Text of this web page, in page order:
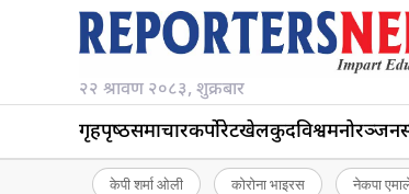
२२ श्रावण २०८३, शुक्रबार
गृहपृष्‍ठसमाचारकर्पोरेटखेलकुदविश्वमनोरञ्जन
केपी शर्मा ओली कोरोना भाइरस नेकपा